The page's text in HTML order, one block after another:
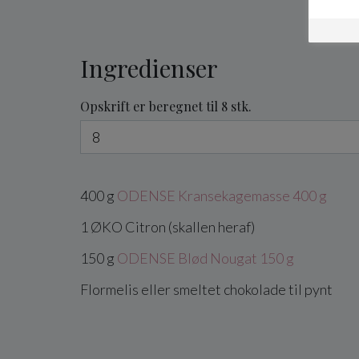
Ingredienser
Opskrift er beregnet til 8 stk.
400g ODENSE Kransekagemasse 400 g
1 ØKO Citron (skallen heraf)
150g ODENSE Blød Nougat 150 g
Flormelis eller smeltet chokolade til pynt